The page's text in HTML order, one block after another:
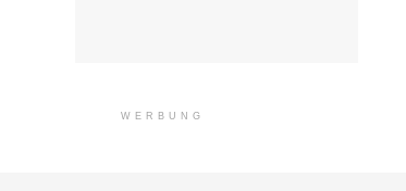
WERBUNG